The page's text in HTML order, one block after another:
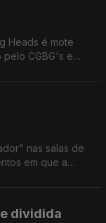
Heads é mote
pelo CGBG's e
nas salas de
em que a
dividida